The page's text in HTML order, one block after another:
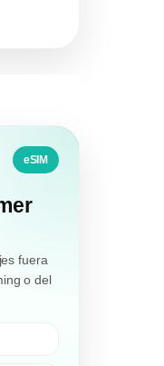
eSIM
fuera
o del